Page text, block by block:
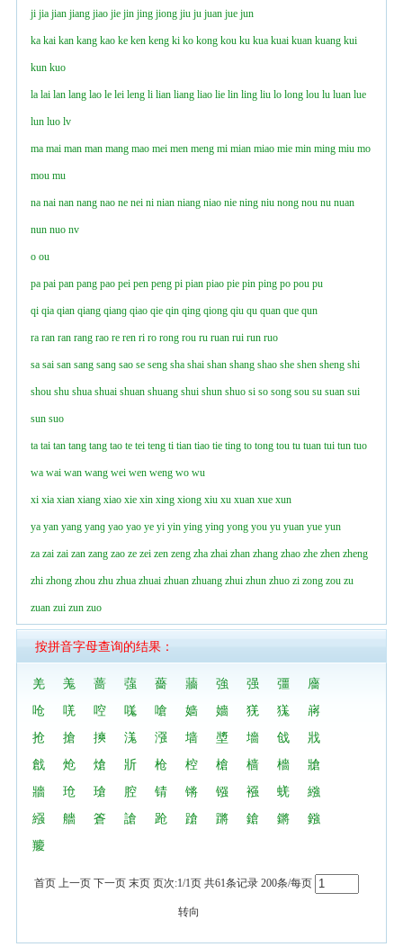
ji jia jian jiang jiao jie jin jing jiong jiu ju juan jue jun
ka kai kan kang kao ke ken keng ki ko kong kou ku kua kuai kuan kuang kui
kun kuo
la lai lan lang lao le lei leng li lian liang liao lie lin ling liu lo long lou lu luan lue
lun luo lv
ma mai man man mang mao mei men meng mi mian miao mie min ming miu mo
mou mu
na nai nan nang nao ne nei ni nian niang niao nie ning niu nong nou nu nuan
nun nuo nv
o ou
pa pai pan pang pao pei pen peng pi pian piao pie pin ping po pou pu
qi qia qian qiang qianɡ qiao qie qin qing qiong qiu qu quan que qun
ra ran ran rang rao re ren ri ro rong rou ru ruan rui run ruo
sa sai san sang sanɡ sao se seng sha shai shan shang shao she shen sheng shi
shou shu shua shuai shuan shuang shui shun shuo si so song sou su suan sui
sun suo
ta tai tan tang tang tao te tei teng ti tian tiao tie ting to tong tou tu tuan tui tun tuo
wa wai wan wang wei wen weng wo wu
xi xia xian xiang xiao xie xin xing xiong xiu xu xuan xue xun
ya yan yang yanɡ yao yao ye yi yin ying yinɡ yong you yu yuan yue yun
za zai zai zan zang zao ze zei zen zeng zha zhai zhan zhang zhao zhe zhen zheng
zhi zhong zhou zhu zhua zhuai zhuan zhuang zhui zhun zhuo zi zong zou zu
zuan zui zun zuo
按拼音字母查询的结果：
羌 羗 蔷 蔃 薔 蘠 強 强 彊
廧
呛
唴 啌 嗴 嗆 嫱 嬙 猐 獇
嶈
抢
搶 摤 溬 漒 墙 墏 墻 戗
戕
戧
炝 熗 斨 枪 椌 槍 樯 檣
牄
牆
玱 瑲 腔 锖 锵 镪 襁 蜣
繈
繦
艢 篬 謒 跄 蹌 蹡 鎗 鏘
鏹
羻
首页 上一页 下一页 末页 页次:1/1页 共61条记录 200条/每页
转向